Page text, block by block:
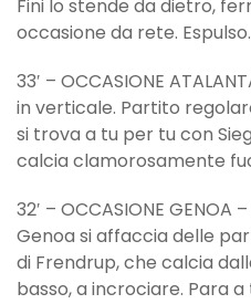
Fini lo stende da dietro,
occasione da rete. Espulso.
33′ – OCCASIONE
in verticale. Partito
si trova a tu per tu con
calcia clamorosamente
32′ – OCCASIONE
Genoa si affaccia delle
di Frendrup, che calcia
basso, a incrociare. Para